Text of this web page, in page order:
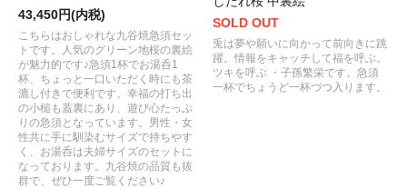
43,450円(内税)
こちらはおしゃれな九谷焼急須セッ
トです。人気のグリーン地桜の裏絵
が魅力的です♪急須1杯でお湯呑1
杯、ちょっと一口いただく時にも茶
漉し付きで便利です。幸福の打ち出
の小槌も蓋裏にあり、遊び心たっぷ
りの急須となっています。男性・女
性共に手に馴染むサイズで持ちやす
く、お湯呑は夫婦サイズのセットに
なっております。九谷焼の品質も抜
群で、ぜひ一度ご覧ください♪
SOLD OUT
兎は夢や願いに向かって前向きに跳
躍。情報をキャッチして福を呼ぶ。
ツキを呼ぶ ・子孫繁栄です。急須
一杯でちょうど一杯づつ入ります。